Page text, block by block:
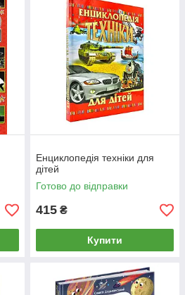
Енциклопедія техніки для
дітей
Готово до відправки
415 ₴
Купити